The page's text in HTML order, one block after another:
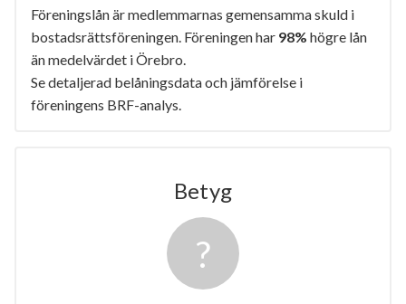
Föreningslån är medlemmarnas gemensamma skuld i
bostadsrättsföreningen. Föreningen har 98% högre lån
än medelvärdet i Örebro.
Se detaljerad belåningsdata och jämförelse i
föreningens BRF-analys.
Betyg